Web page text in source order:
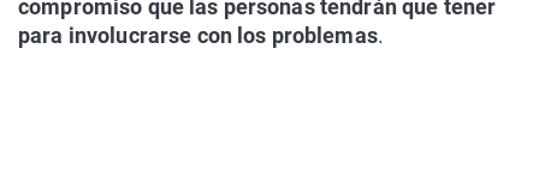
compromiso que las personas tendrán que tener
para involucrarse con los problemas.